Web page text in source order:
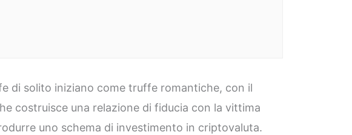
di solito iniziano come truffe romantiche, con il
costruisce una relazione di fiducia con la vittima
uno schema di investimento in criptovaluta.